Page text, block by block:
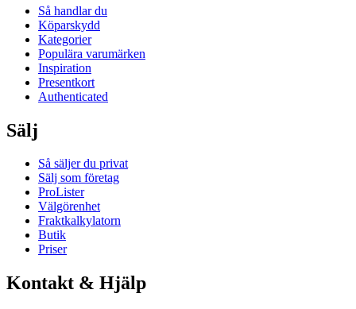
Så handlar du
Köparskydd
Kategorier
Populära varumärken
Inspiration
Presentkort
Authenticated
Sälj
Så säljer du privat
Sälj som företag
ProLister
Välgörenhet
Fraktkalkylatorn
Butik
Priser
Kontakt & Hjälp